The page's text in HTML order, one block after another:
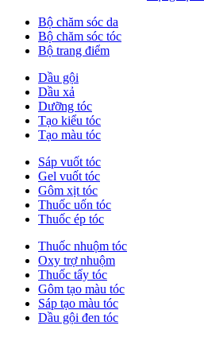
Bộ chăm sóc da
Bộ chăm sóc tóc
Bộ trang điểm
Dầu gội
Dầu xả
Dưỡng tóc
Tạo kiểu tóc
Tạo màu tóc
Sáp vuốt tóc
Gel vuốt tóc
Gôm xịt tóc
Thuốc uốn tóc
Thuốc ép tóc
Thuốc nhuộm tóc
Oxy trợ nhuộm
Thuốc tẩy tóc
Gôm tạo màu tóc
Sáp tạo màu tóc
Dầu gội đen tóc